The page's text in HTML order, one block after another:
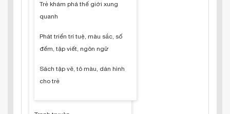
Trẻ khám phá thế giới xung
quanh
Phát triển trí tuệ, màu sắc, số
đếm, tập viết, ngôn ngữ
Sách tập vẽ, tô màu, dán hình
cho trẻ